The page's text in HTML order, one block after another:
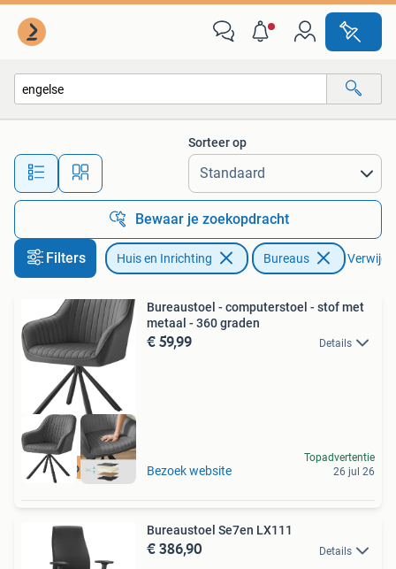
Alle afstanden…
Sorteer op
Bewaar je zoekopdracht
Filters Huis en Inrichting Bureaus
Goedkoopste van NL
Bureaustoel - computerstoel - stof met
metaal - 360 graden
€ 59,99 Details
Bezoek website
Topadvertentie
26 jul 26
Bureaustoel Se7en LX111
€ 386,90 Details